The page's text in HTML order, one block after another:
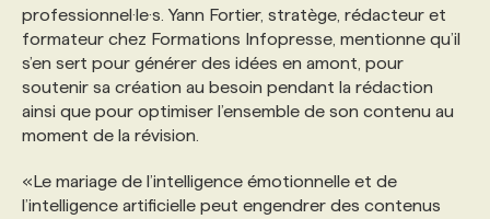
professionnel·le·s. Yann Fortier, stratège, rédacteur et
formateur chez Formations Infopresse, mentionne qu’il
s’en sert pour générer des idées en amont, pour
soutenir sa création au besoin pendant la rédaction
ainsi que pour optimiser l’ensemble de son contenu au
moment de la révision.
«Le mariage de l’intelligence émotionnelle et de
l’intelligence artificielle peut engendrer des contenus